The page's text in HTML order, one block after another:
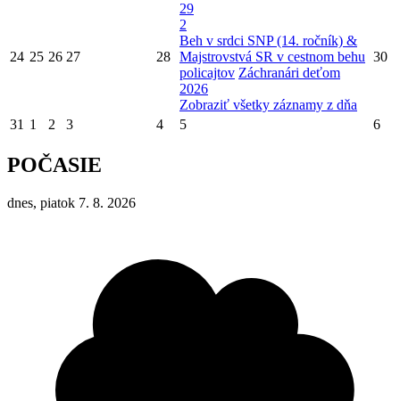
24 25 26 27 28
29
2
Beh v srdci SNP (14. ročník) &
Majstrovstvá SR v cestnom behu
policajtov Záchranári deťom
2026
Zobraziť všetky záznamy z dňa
30
31 1 2 3 4 5 6
POČASIE
dnes, piatok 7. 8. 2026